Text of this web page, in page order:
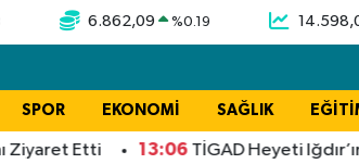
6.862,09 %0.19
SPOR EKONOMİ SAĞLIK
Ziyaret Etti 13:06TİGAD Heyeti Iğdır’ın